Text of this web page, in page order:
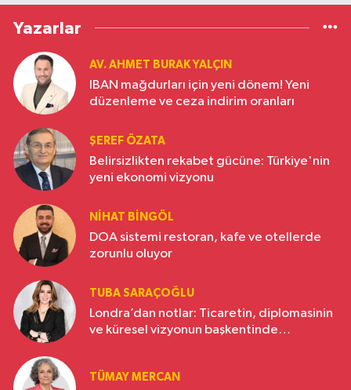
Yazarlar
AV. AHMET BURAK YALÇIN
IBAN mağdurları için yeni dönem! Yeni
düzenleme ve ceza indirim oranları
ŞEREF ÖZATA
Belirsizlikten rekabet gücüne: Türkiye'nin
yeni ekonomi vizyonu
NIHAT BINGÖL
DOA sistemi restoran, kafe ve otellerde
zorunlu oluyor
TUBA SARAÇOĞLU
Londra’dan notlar: Ticaretin, diplomasinin
ve küresel vizyonun başkentinde
TÜMAY MERCAN